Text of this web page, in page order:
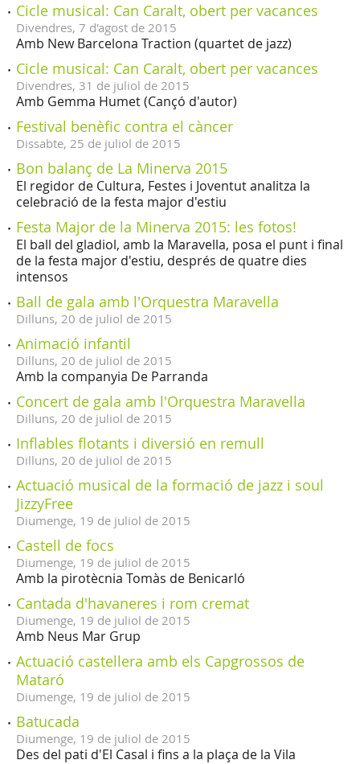
Cicle musical: Can Caralt, obert per vacances
Divendres, 7 d'agost de 2015
Amb New Barcelona Traction (quartet de jazz)
Cicle musical: Can Caralt, obert per vacances
Divendres, 31 de juliol de 2015
Amb Gemma Humet (Cançó d'autor)
Festival benèfic contra el càncer
Dissabte, 25 de juliol de 2015
Bon balanç de La Minerva 2015
El regidor de Cultura, Festes i Joventut analitza la
celebració de la festa major d'estiu
Festa Major de la Minerva 2015: les fotos!
El ball del gladiol, amb la Maravella, posa el punt i final
de la festa major d'estiu, després de quatre dies
intensos
Ball de gala amb l'Orquestra Maravella
Dilluns, 20 de juliol de 2015
Animació infantil
Dilluns, 20 de juliol de 2015
Amb la companyia De Parranda
Concert de gala amb l'Orquestra Maravella
Dilluns, 20 de juliol de 2015
Inflables flotants i diversió en remull
Dilluns, 20 de juliol de 2015
Actuació musical de la formació de jazz i soul
JizzyFree
Diumenge, 19 de juliol de 2015
Castell de focs
Diumenge, 19 de juliol de 2015
Amb la pirotècnia Tomàs de Benicarló
Cantada d'havaneres i rom cremat
Diumenge, 19 de juliol de 2015
Amb Neus Mar Grup
Actuació castellera amb els Capgrossos de
Mataró
Diumenge, 19 de juliol de 2015
Batucada
Diumenge, 19 de juliol de 2015
Des del pati d'El Casal i fins a la plaça de la Vila